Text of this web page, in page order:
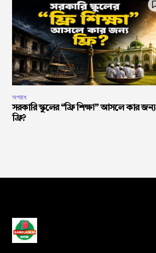
অপরাধ
সরকারি স্কুলের “ফ্রি শিক্ষা” আসলে কার জন্য
ফ্রি?